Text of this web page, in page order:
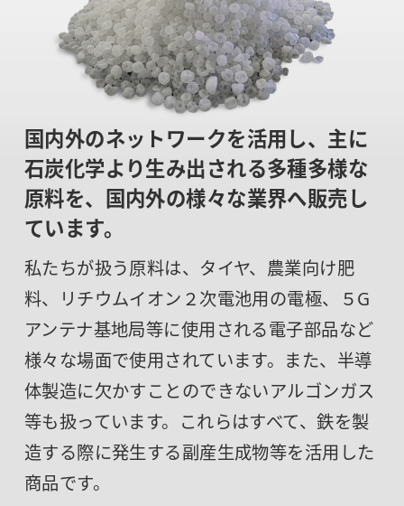
国内外のネットワークを活用し、主に
石炭化学より生み出される多種多様な
原料を、国内外の様々な業界へ販売し
ています。
私たちが扱う原料は、タイヤ、農業向け肥
料、リチウムイオン２次電池用の電極、５G
アンテナ基地局等に使用される電子部品など
様々な場面で使用されています。また、半導
体製造に欠かすことのできないアルゴンガス
等も扱っています。これらはすべて、鉄を製
造する際に発生する副産生成物等を活用した
商品です。